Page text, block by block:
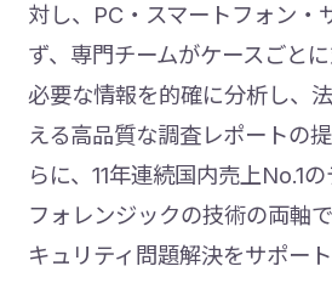
対し、PC・スマートフォン・
ず、専門チームがケースごとに
必要な情報を的確に分析し、
える高品質な調査レポートの
らに、11年連続国内売上No.1
フォレンジックの技術の両軸
キュリティ問題解決をサポー